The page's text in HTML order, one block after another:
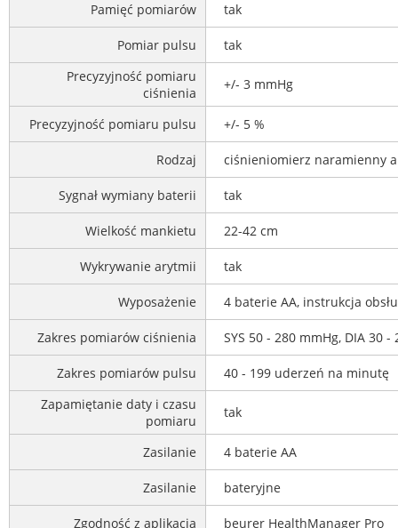
Pamięć pomiarów tak
Pomiar pulsu
tak
Precyzyjność pomiaru
ciśnienia
+/- 3 mmHg
Precyzyjność pomiaru pulsu +/- 5 %
Rodzaj ciśnieniomierz naramienny
Sygnał wymiany baterii tak
Wielkość mankietu 22-42 cm
Wykrywanie arytmii tak
Wyposażenie 4 baterie AA, instrukcja
Zakres pomiarów ciśnienia SYS 50 - 280 mmHg, DIA 30 -
Zakres pomiarów pulsu
40 - 199 uderzeń na minutę
Zapamiętanie daty i czasu
pomiaru
tak
Zasilanie 4 baterie AA
Zasilanie bateryjne
Zgodność z aplikacją beurer HealthManager Pro